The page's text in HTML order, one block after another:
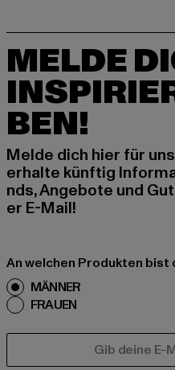
MELDE
BEN!
Melde dich hier für
erhalte künftig
nds, Angebote und
er E-Mail!
An welchen Produkten
MÄNNER
FRAUEN